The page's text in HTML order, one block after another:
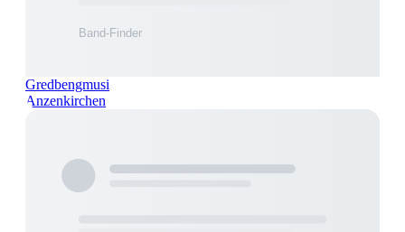
Gredbengmusi
Anzenkirchen